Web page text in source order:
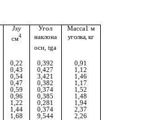
Jxy Угол
Масса1 м
см4 наклона уголка, кг
оси, tga
0,22 0,392
0,91
0,43
0,54
0,427
3,421
1,12
1,46
0,47
0,59
0,382
0,374
1,17
1,52
0,96
1,22
1,44
0,385
0,281
0,374
1,48
1,94
2,37
1,68
9,544
2,26